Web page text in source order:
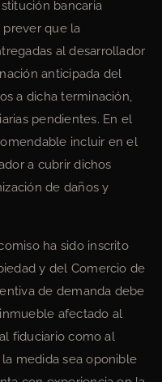
bancaria
prever que la
al desarrollador
anticipada del
a dicha terminación,
pendientes. En el
incluir en el
a cubrir dichos
de daños y
ha sido inscrito
y del Comercio de
de demanda debe
afectado al
fiduciario como al
medida sea oponible